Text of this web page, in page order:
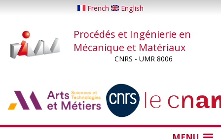
principal
French English
Procédés et Ingénierie en
Mécanique et Matériaux
CNRS - UMR 8006